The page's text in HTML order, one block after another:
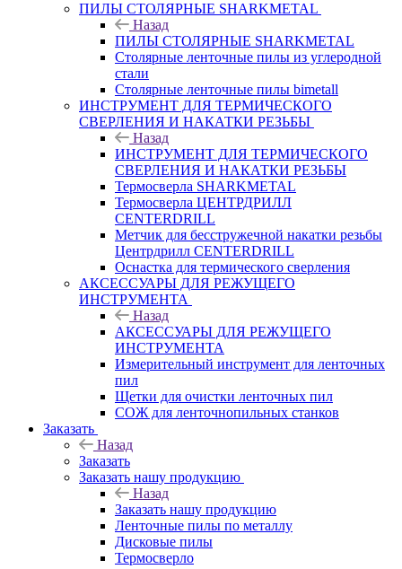
ПИЛЫ СТОЛЯРНЫЕ SHARKMETAL
Назад
ПИЛЫ СТОЛЯРНЫЕ SHARKMETAL
Столярные ленточные пилы из углеродной
стали
Столярные ленточные пилы bimetall
ИНСТРУМЕНТ ДЛЯ ТЕРМИЧЕСКОГО
СВЕРЛЕНИЯ И НАКАТКИ РЕЗЬБЫ
Назад
ИНСТРУМЕНТ ДЛЯ ТЕРМИЧЕСКОГО
СВЕРЛЕНИЯ И НАКАТКИ РЕЗЬБЫ
Термосверла SHARKMETAL
Термосверла ЦЕНТРДРИЛЛ
CENTERDRILL
Метчик для бесстружечной накатки резьбы
Центрдрилл CENTERDRILL
Оснастка для термического сверления
АКСЕССУАРЫ ДЛЯ РЕЖУЩЕГО
ИНСТРУМЕНТА
Назад
АКСЕССУАРЫ ДЛЯ РЕЖУЩЕГО
ИНСТРУМЕНТА
Измерительный инструмент для ленточных
пил
Щетки для очистки ленточных пил
СОЖ для ленточнопильных станков
Заказать
Назад
Заказать
Заказать нашу продукцию
Назад
Заказать нашу продукцию
Ленточные пилы по металлу
Дисковые пилы
Термосверло